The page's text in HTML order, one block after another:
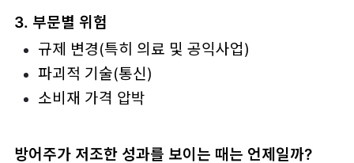
3. 부문별 위험
규제 변경(특히 의료 및 공익사업)
파괴적 기술(통신)
소비재 가격 압박
방어주가 저조한 성과를 보이는 때는 언제일까?